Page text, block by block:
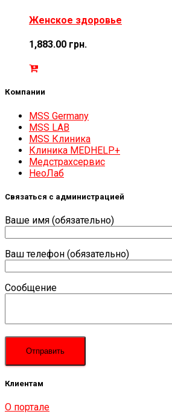
Женское здоровье
1,883.00 грн.
Компании
MSS Germany
MSS LAB
MSS Клиника
Клиника MEDHELP+
Медстрахсервис
НеоЛаб
Связаться с администрацией
Ваше имя (обязательно)
Ваш телефон (обязательно)
Сообщение
Клиентам
О портале